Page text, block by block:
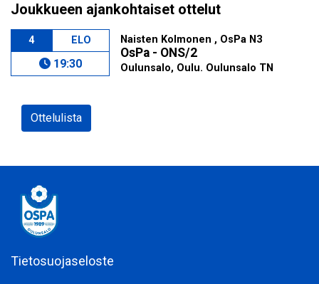
Joukkueen ajankohtaiset ottelut
4 ELO
19:30
Naisten Kolmonen , OsPa N3
OsPa - ONS/2
Oulunsalo, Oulu. Oulunsalo TN
Ottelulista
Tietosuojaseloste